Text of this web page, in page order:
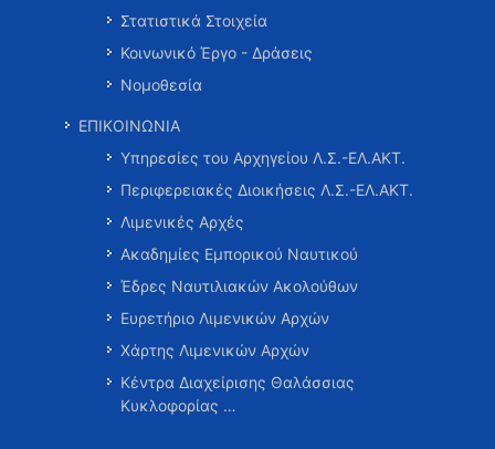
Στατιστικά Στοιχεία
Κοινωνικό Έργο - Δράσεις
Νομοθεσία
ΕΠΙΚΟΙΝΩΝΙΑ
Υπηρεσίες του Αρχηγείου Λ.Σ.-ΕΛ.ΑΚΤ.
Περιφερειακές Διοικήσεις Λ.Σ.-ΕΛ.ΑΚΤ.
Λιμενικές Αρχές
Ακαδημίες Εμπορικού Ναυτικού
Έδρες Ναυτιλιακών Ακολούθων
Ευρετήριο Λιμενικών Αρχών
Χάρτης Λιμενικών Αρχών
Κέντρα Διαχείρισης Θαλάσσιας
Κυκλοφορίας …